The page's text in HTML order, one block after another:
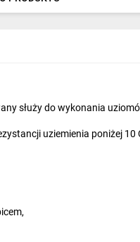
służy do wykonania
uziemienia poniżej 10